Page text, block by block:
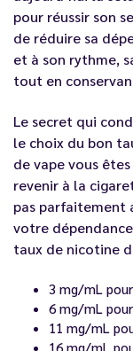
pour réussir son
de réduire sa
et à son rythme,
tout en
Le secret qui
le choix du bon
de vape vous
revenir à la
pas parfaitement
votre
taux de nicotine
3 mg/mL
6 mg/mL
11 mg/mL
16 mg/mL